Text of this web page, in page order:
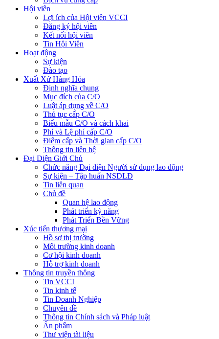
Hội viên
Lợi ích của Hội viên VCCI
Đăng ký hội viên
Kết nối hội viên
Tin Hội Viên
Hoạt động
Sự kiện
Đào tạo
Xuất Xứ Hàng Hóa
Định nghĩa chung
Mục đích của C/O
Luật áp dụng về C/O
Thủ tục cấp C/O
Biểu mẫu C/O và cách khai
Phí và Lệ phí cấp C/O
Điểm cấp và Thời gian cấp C/O
Thông tin liên hệ
Đại Diện Giới Chủ
Chức năng Đại diện Người sử dụng lao động
Sự kiện – Tập huấn NSDLĐ
Tin liên quan
Chủ đề
Quan hệ lao động
Phát triển kỹ năng
Phát Triển Bền Vững
Xúc tiến thương mại
Hồ sơ thị trường
Môi trường kinh doanh
Cơ hội kinh doanh
Hỗ trợ kinh doanh
Thông tin truyền thông
Tin VCCI
Tin kinh tế
Tin Doanh Nghiệp
Chuyên đề
Thông tin Chính sách và Pháp luật
Ấn phẩm
Thư viện tài liệu